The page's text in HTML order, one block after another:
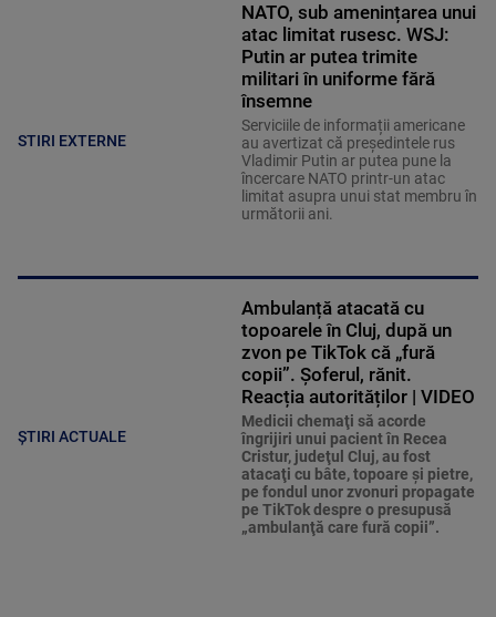
STIRI EXTERNE
NATO, sub amenințarea unui
atac limitat rusesc. WSJ:
Putin ar putea trimite
militari în uniforme fără
însemne
Serviciile de informații americane
au avertizat că președintele rus
Vladimir Putin ar putea pune la
încercare NATO printr-un atac
limitat asupra unui stat membru în
următorii ani.
ȘTIRI ACTUALE
Ambulanță atacată cu
topoarele în Cluj, după un
zvon pe TikTok că „fură
copii”. Șoferul, rănit.
Reacția autorităților | VIDEO
Medicii chemaţi să acorde
îngrijiri unui pacient în Recea
Cristur, judeţul Cluj, au fost
atacaţi cu bâte, topoare şi pietre,
pe fondul unor zvonuri propagate
pe TikTok despre o presupusă
„ambulanţă care fură copii”.